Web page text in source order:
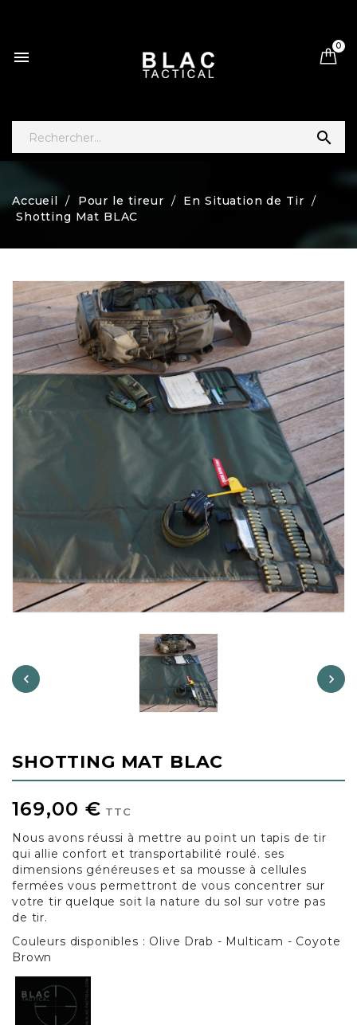

0

Accueil Pour le tireur
En Situation de Tir
Shotting Mat BLAC
SHOTTING MAT BLAC
169,00 € TTC
Nous avons réussi à mettre au point un tapis de tir
qui allie confort et transportabilité roulé. ses
dimensions généreuses et sa mousse à cellules
fermées vous permettront de vous concentrer sur
votre tir quelque soit la nature du sol sur votre pas
de tir.
Couleurs disponibles : Olive Drab - Multicam - Coyote
Brown